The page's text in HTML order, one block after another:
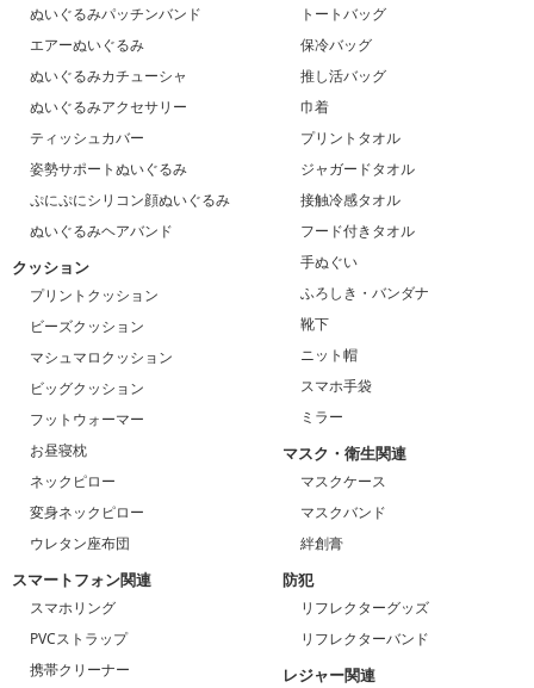
ぬいぐるみパッチンバンド
エアーぬいぐるみ
ぬいぐるみカチューシャ
ぬいぐるみアクセサリー
ティッシュカバー
姿勢サポートぬいぐるみ
ぷにぷにシリコン顔ぬいぐるみ
ぬいぐるみヘアバンド
クッション
プリントクッション
ビーズクッション
マシュマロクッション
ビッグクッション
フットウォーマー
お昼寝枕
ネックピロー
変身ネックピロー
ウレタン座布団
スマートフォン関連
スマホリング
PVCストラップ
携帯クリーナー
トートバッグ
保冷バッグ
推し活バッグ
巾着
プリントタオル
ジャガードタオル
接触冷感タオル
フード付きタオル
手ぬぐい
ふろしき・バンダナ
靴下
ニット帽
スマホ手袋
ミラー
マスク・衛生関連
マスクケース
マスクバンド
絆創膏
防犯
リフレクターグッズ
リフレクターバンド
レジャー関連